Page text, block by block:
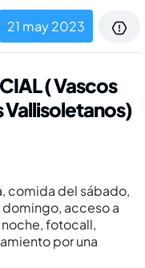
21 may 2023
( Vascos
comida del sábado,
acceso a
fotocall,
por una